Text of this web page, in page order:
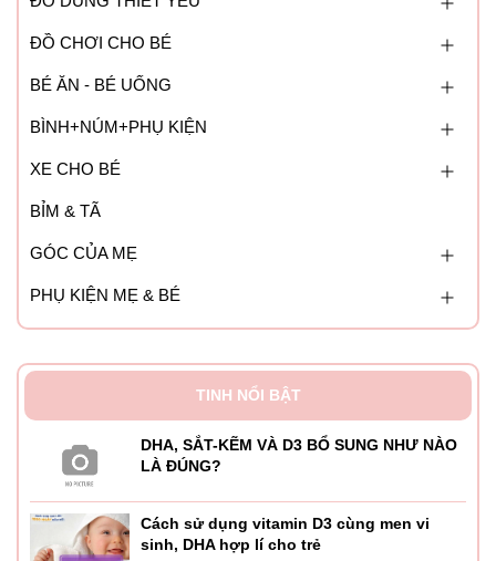
ĐỒ CHƠI CHO BÉ
BÉ ĂN - BÉ UỐNG
BÌNH+NÚM+PHỤ KIỆN
XE CHO BÉ
BỈM & TÃ
GÓC CỦA MẸ
PHỤ KIỆN MẸ & BÉ
TINH NỔI BẬT
DHA, SẮT-KẼM VÀ D3 BỔ SUNG NHƯ NÀO
LÀ ĐÚNG?
Cách sử dụng vitamin D3 cùng men vi
sinh, DHA hợp lí cho trẻ